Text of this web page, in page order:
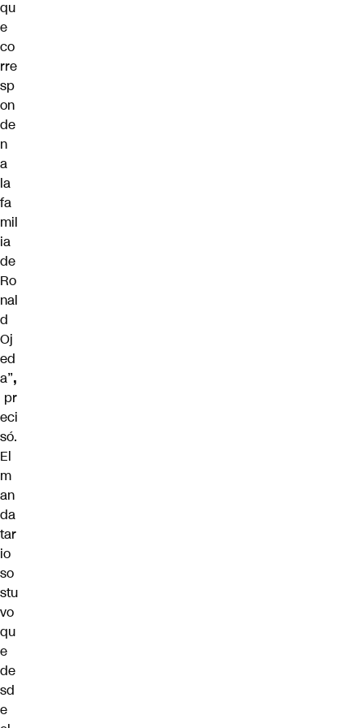
qu
e
co
rre
sp
on
de
n
a
la
fa
mil
ia
de
Ro
nal
d
Oj
ed
a”,
pr
eci
só.
El
m
an
da
tar
io
so
stu
vo
qu
e
de
sd
e